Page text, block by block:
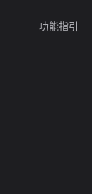
功能指引